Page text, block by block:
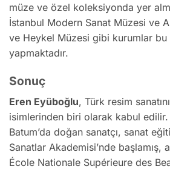
müze ve özel koleksiyonda yer
İstanbul Modern Sanat Müzesi ve
ve Heykel Müzesi gibi kurumlar
yapmaktadır.
Sonuç
Eren Eyüboğlu, Türk resim
isimlerinden biri olarak kabul edilir.
Batum’da doğan sanatçı, sanat
Sanatlar Akademisi’nde başlamış,
École Nationale Supérieure des